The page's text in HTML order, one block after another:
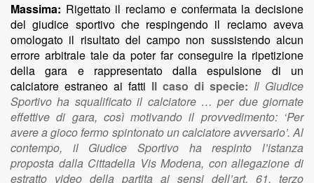
Massima: Rigettato il reclamo e confermata la decisione
del giudice sportivo che respingendo il reclamo aveva
omologato il risultato del campo non sussistendo alcun
errore arbitrale tale da poter far conseguire la ripetizione
della gara e rappresentato dalla espulsione di un
calciatore estraneo ai fatti Il caso di specie: Il Giudice
Sportivo ha squalificato il calciatore … per due giornate
effettive di gara, così motivando il provvedimento: ‘Per
avere a gioco fermo spintonato un calciatore avversario’. Al
contempo, il Giudice Sportivo ha respinto l’istanza
proposta dalla Cittadella Vis Modena, con allegazione di
estratto video della partita ai sensi dell’art. 61, terzo